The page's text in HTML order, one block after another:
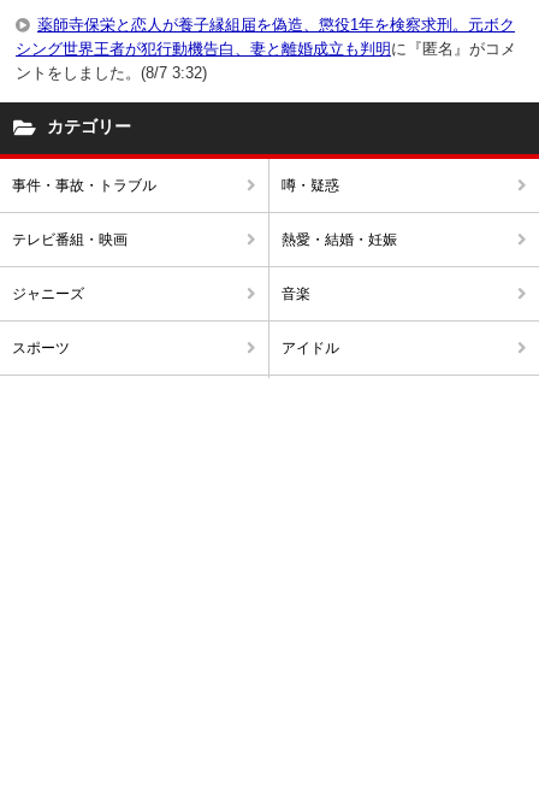
薬師寺保栄と恋人が養子縁組届を偽造、懲役1年を検察求刑。元ボク
シング世界王者が犯行動機告白、妻と離婚成立も判明に『匿名』がコメ
ントをしました。(8/7 3:32)
カテゴリー
事件・事故・トラブル 噂・疑惑
テレビ番組・映画 熱愛・結婚・妊娠
ジャニーズ 音楽
スポーツ アイドル